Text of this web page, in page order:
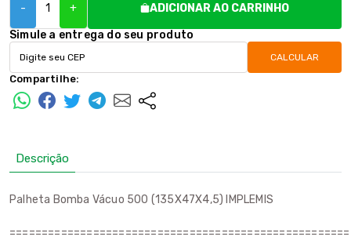
- +
ADICIONAR AO CARRINHO
Simule a entrega do seu produto
CALCULAR
Compartilhe:
Descrição
Palheta Bomba Vácuo 500 (135X47X4,5) IMPLEMIS